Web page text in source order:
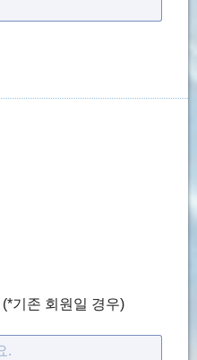
(*기존 회원일 경우)
.